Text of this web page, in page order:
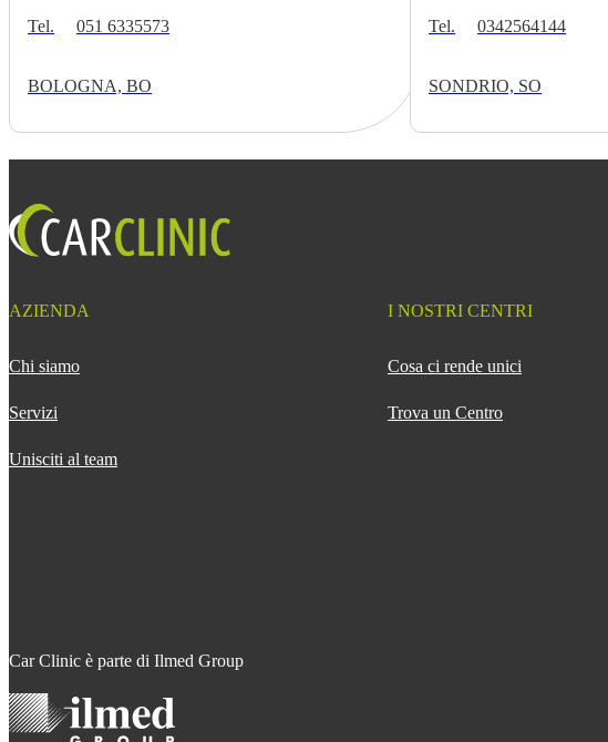
Tel. 051 6335573
BOLOGNA, BO
Tel. 0342564144
SONDRIO, SO
AZIENDA
Chi siamo
Servizi
Unisciti al team
Car Clinic è parte di Ilmed Group
I NOSTRI CENTRI
Cosa ci rende unici
Trova un Centro